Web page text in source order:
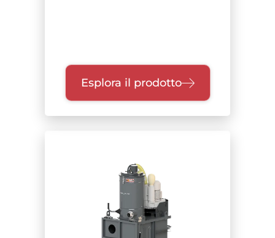
Esplora il prodotto